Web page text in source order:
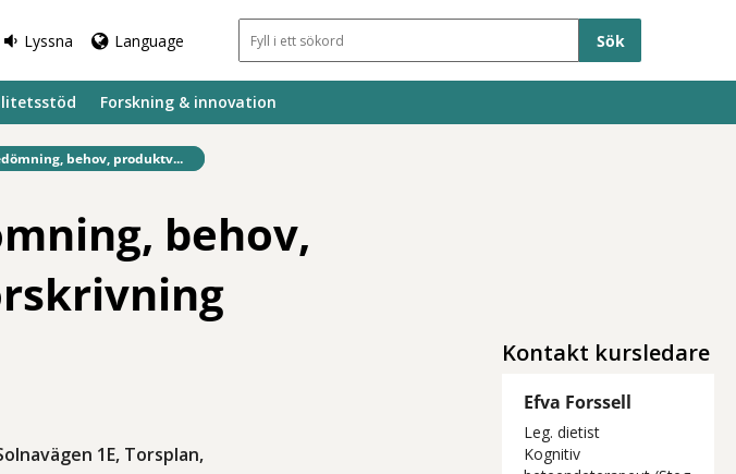
Lyssna Language Sökfält
Forskning & innovation
behov, produktv...
behov,
1E, Torsplan,
Kontakt kursledare
Efva Forssell
Leg. dietist
Kognitiv